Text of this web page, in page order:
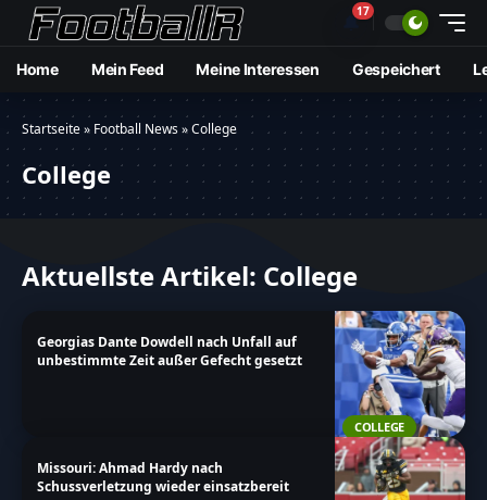
🔔17
Home Mein Feed Meine Interessen Gespeichert
Startseite» Football News»College
College
Aktuellste Artikel: College
COLLEGE
Georgias Dante Dowdell nach Unfall auf
unbestimmte Zeit außer Gefecht gesetzt
Missouri: Ahmad Hardy nach
Schussverletzung wieder einsatzbereit